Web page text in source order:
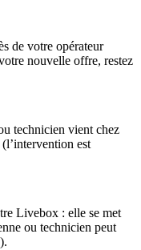
de votre opérateur
nouvelle offre, restez
technicien vient chez
est
Livebox : elle se met
ou technicien peut